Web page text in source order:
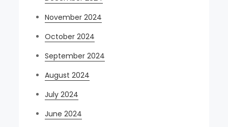
November 2024
October 2024
September 2024
August 2024
July 2024
June 2024